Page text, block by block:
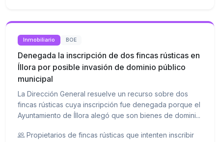
Inmobiliario BOE
Denegada la inscripción de dos fincas rústicas en
Íllora por posible invasión de dominio público
municipal
La Dirección General resuelve un recurso sobre dos
fincas rústicas cuya inscripción fue denegada porque el
Ayuntamiento de Íllora alegó que son bienes de domini...
Propietarios de fincas rústicas que intenten inscribir